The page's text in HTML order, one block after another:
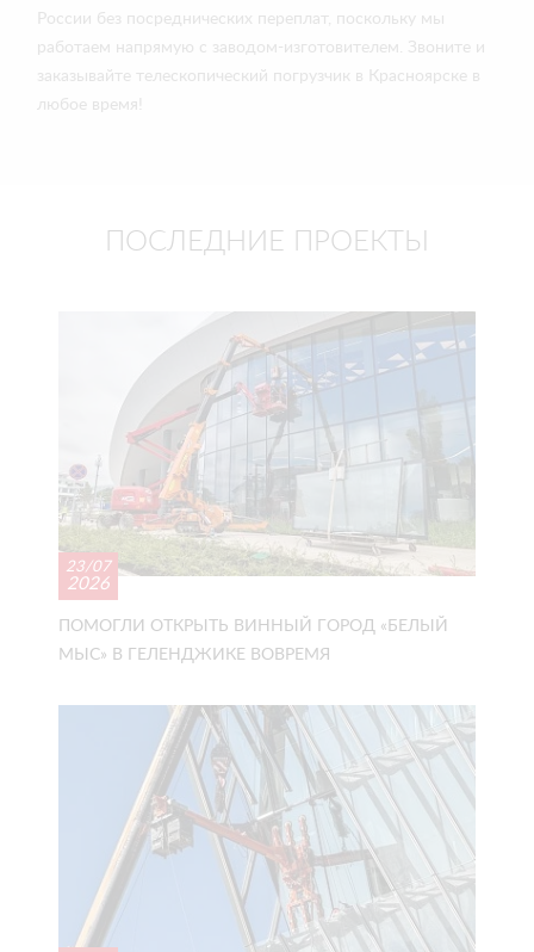
России без посреднических переплат, поскольку мы
работаем напрямую с заводом-изготовителем. Звоните и
заказывайте телескопический погрузчик в Красноярске в
любое время!
ПОСЛЕДНИЕ ПРОЕКТЫ
23/07
2026
ПОМОГЛИ ОТКРЫТЬ ВИННЫЙ ГОРОД «БЕЛЫЙ
МЫС» В ГЕЛЕНДЖИКЕ ВОВРЕМЯ